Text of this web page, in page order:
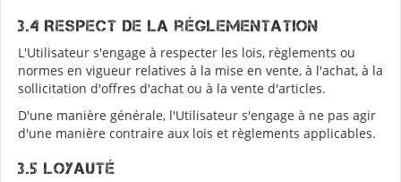
3.4 Respect de la réglementation
L'Utilisateur s'engage à respecter les lois, règlements ou
normes en vigueur relatives à la mise en vente, à l'achat, à la
sollicitation d'offres d'achat ou à la vente d'articles.
D'une manière générale, l'Utilisateur s'engage à ne pas agir
d'une manière contraire aux lois et règlements applicables.
3.5 Loyauté